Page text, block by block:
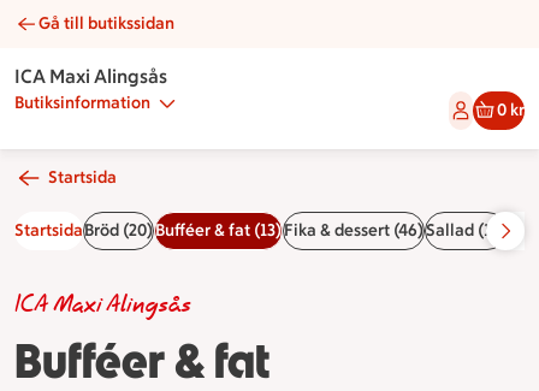
Bufféer & fat | Catering ICA Maxi Alingsås
Gå till butikssidan
ICA Maxi Alingsås
Butiksinformation 0 kr
Startsida
StartsidaBröd (20)Bufféer & fat (13)Fika & dessert (46)Sallad (12)
Bufféer & fat
ICA Maxi Alingsås